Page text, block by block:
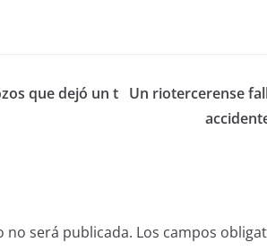
que dejó un t Un riotercerense
no será publicada. Los campos